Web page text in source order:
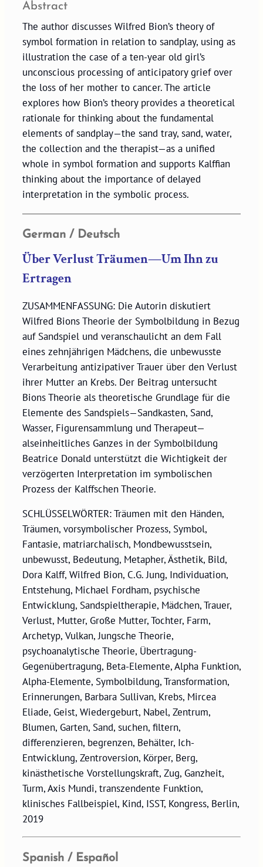
Abstract
The author discusses Wilfred Bion’s theory of
symbol formation in relation to sandplay, using as
illustration the case of a ten-year old girl’s
unconscious processing of anticipatory grief over
the loss of her mother to cancer. The article
explores how Bion’s theory provides a theoretical
rationale for thinking about the fundamental
elements of sandplay—the sand tray, sand, water,
the collection and the therapist—as a unified
whole in symbol formation and supports Kalffian
thinking about the importance of delayed
interpretation in the symbolic process.
German / Deutsch
Über Verlust Träumen—Um Ihn zu
Ertragen
ZUSAMMENFASSUNG: Die Autorin diskutiert
Wilfred Bions Theorie der Symbolbildung in Bezug
auf Sandspiel und veranschaulicht an dem Fall
eines zehnjährigen Mädchens, die unbewusste
Verarbeitung antizipativer Trauer über den Verlust
ihrer Mutter an Krebs. Der Beitrag untersucht
Bions Theorie als theoretische Grundlage für die
Elemente des Sandspiels—Sandkasten, Sand,
Wasser, Figurensammlung und Therapeut—
alseinheitliches Ganzes in der Symbolbildung
Beatrice Donald unterstützt die Wichtigkeit der
verzögerten Interpretation im symbolischen
Prozess der Kalffschen Theorie.
SCHLÜSSELWÖRTER: Träumen mit den Händen,
Träumen, vorsymbolischer Prozess, Symbol,
Fantasie, matriarchalisch, Mondbewusstsein,
unbewusst, Bedeutung, Metapher, Ästhetik, Bild,
Dora Kalff, Wilfred Bion, C.G. Jung, Individuation,
Entstehung, Michael Fordham, psychische
Entwicklung, Sandspieltherapie, Mädchen, Trauer,
Verlust, Mutter, Große Mutter, Tochter, Farm,
Archetyp, Vulkan, Jungsche Theorie,
psychoanalytische Theorie, Übertragung-
Gegenübertragung, Beta-Elemente, Alpha Funktion,
Alpha-Elemente, Symbolbildung, Transformation,
Erinnerungen, Barbara Sullivan, Krebs, Mircea
Eliade, Geist, Wiedergeburt, Nabel, Zentrum,
Blumen, Garten, Sand, suchen, filtern,
differenzieren, begrenzen, Behälter, Ich-
Entwicklung, Zentroversion, Körper, Berg,
kinästhetische Vorstellungskraft, Zug, Ganzheit,
Turm, Axis Mundi, transzendente Funktion,
klinisches Fallbeispiel, Kind, ISST, Kongress, Berlin,
2019
Spanish / Español